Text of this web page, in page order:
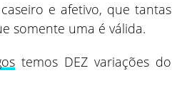
e afetivo, que tantas
somente uma é válida.
temos DEZ variações do